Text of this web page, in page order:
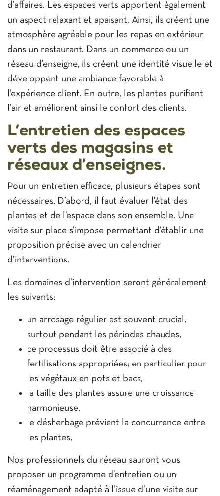
d’affaires. Les espaces verts apportent également
un aspect relaxant et apaisant. Ainsi, ils créent une
atmosphère agréable pour les repas en extérieur
dans un restaurant. Dans un commerce ou un
réseau d’enseigne, ils créent une identité visuelle et
développent une ambiance favorable à
l’expérience client. En outre, les plantes purifient
l’air et améliorent ainsi le confort des clients.
L’entretien des espaces
verts des magasins et
réseaux d’enseignes.
Pour un entretien efficace, plusieurs étapes sont
nécessaires. D’abord, il faut évaluer l’état des
plantes et de l’espace dans son ensemble. Une
visite sur place s’impose permettant d’établir une
proposition précise avec un calendrier
d’interventions.
Les domaines d’intervention seront généralement
les suivants:
un arrosage régulier est souvent crucial,
surtout pendant les périodes chaudes,
ce processus doit être associé à des
fertilisations appropriées; en particulier pour
les végétaux en pots et bacs,
la taille des plantes assure une croissance
harmonieuse,
le désherbage prévient la concurrence entre
les plantes,
Nos professionnels du réseau sauront vous
proposer un programme d’entretien ou un
réaménagement adapté à l’issue d’une visite sur